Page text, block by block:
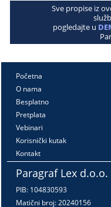
Sve propise iz
pogledajte u
Početna
O nama
Besplatno
Pretplata
Vebinari
Korisnički kutak
Kontakt
Paragraf Lex d.o.o.
PIB: 104830593
Matični broj: 20240156